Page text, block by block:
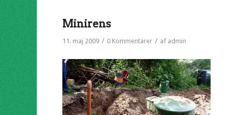
Minirens
11. maj 2009 / 0 Kommentarer / af admin